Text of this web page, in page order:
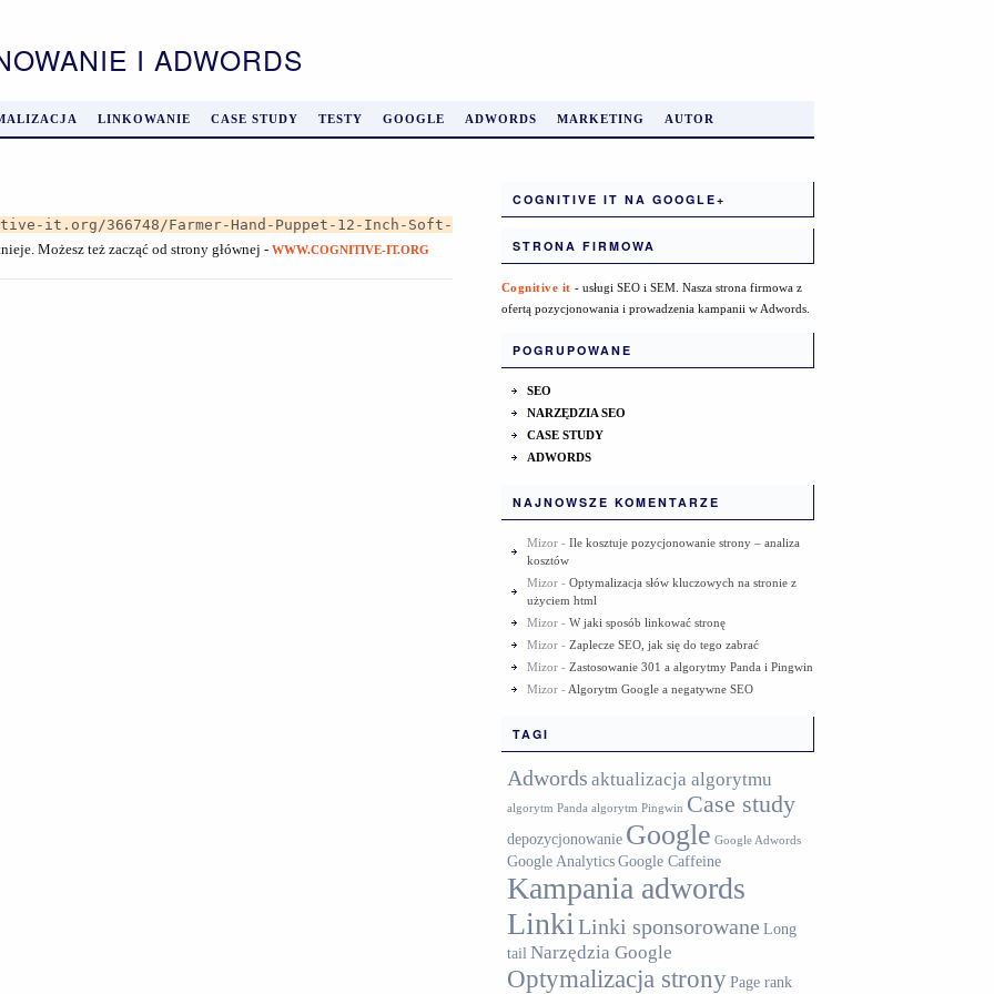
I ADWORDS
LINKOWANIE CASE STUDY TESTY GOOGLE ADWORDS MARKETING AUTOR
it.org/366748/Farmer-Hand-Puppet-12-Inch-Soft-
Możesz też zacząć od strony głównej - WWW.COGNITIVE-IT.ORG
COGNITIVE IT NA GOOGLE+
STRONA FIRMOWA
Cognitive it - usługi SEO i SEM. Nasza strona firmowa z
ofertą pozycjonowania i prowadzenia kampanii w Adwords.
POGRUPOWANE
SEO
NARZĘDZIA SEO
CASE STUDY
ADWORDS
NAJNOWSZE KOMENTARZE
Mizor- Ile kosztuje pozycjonowanie strony – analiza
kosztów
Mizor- Optymalizacja słów kluczowych na stronie z
użyciem html
Mizor- W jaki sposób linkować stronę
Mizor- Zaplecze SEO, jak się do tego zabrać
Mizor- Zastosowanie 301 a algorytmy Panda i Pingwin
Mizor- Algorytm Google a negatywne SEO
TAGI
Adwords aktualizacja algorytmu
algorytm Panda algorytm Pingwin Case study
depozycjonowanie Google Google Adwords
Google AnalyticsGoogle Caffeine
Kampania adwords
Linki Linki sponsorowane Long
tail Narzędzia Google
Optymalizacja stronyPage rank